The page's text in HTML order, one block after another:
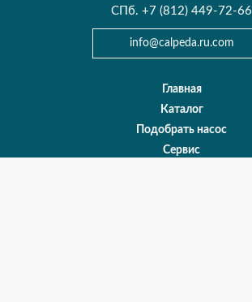
СПб. +7 (812) 449-72-66
info@сalpeda.ru.com
Главная
Каталог
Подобрать насос
Сервис